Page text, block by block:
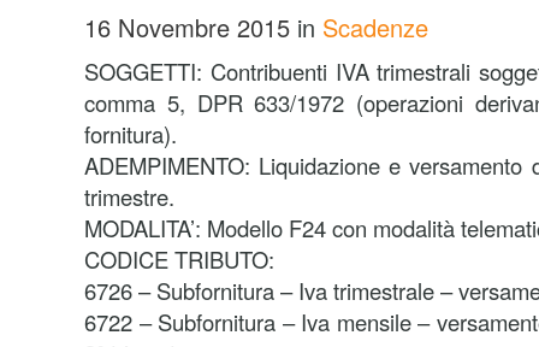
16 Novembre 2015 in Scadenze
SOGGETTI: Contribuenti IVA trimestrali
comma 5, DPR 633/1972 (operazioni
fornitura).
ADEMPIMENTO: Liquidazione e versamento
trimestre.
MODALITA’: Modello F24 con modalità
CODICE TRIBUTO:
6726 – Subfornitura – Iva trimestrale –
6722 – Subfornitura – Iva mensile –